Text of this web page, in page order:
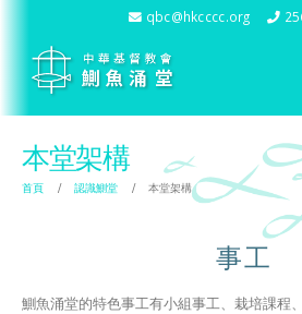
qbc@hkcccc.org
本堂架構
首頁 認識鰂堂 本堂架構
事工
鰂魚涌堂的特色事工有小組事工、栽培課程